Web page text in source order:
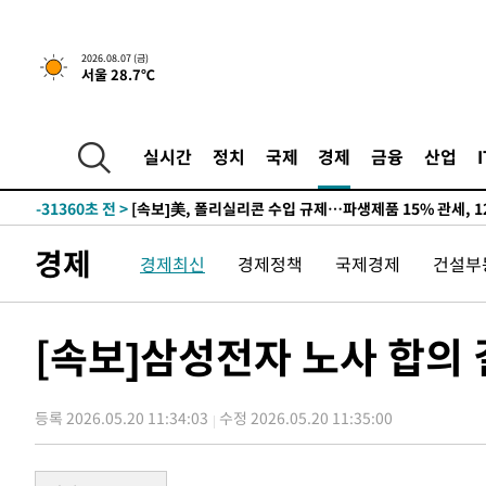
2026.08.07 (금)
서울 28.7℃
실시간 정치 국제 경제 금융 산업
-27211초 전 >
-31360초 전 > [속보]美, 폴리실리콘 수입 규제…파생제품 15% 관세,
발효
-27211초 전 >
[속보] 뉴욕증시, 일제 하락 마감…나스닥 0.06%↓
-31360초 전 >[속보]美, 폴리실리콘 수입 규제…파생제품 15% 관세,
-27211초 전 >
[속보] 뉴욕증시, 일제 하락 마감…나스닥 0.06%↓
경제 경제최신 경제정책 국제경제 건설
[속보]삼성전자 노사 합
등록 2026.05.20 11:34:03 수정 2026.05.20 11:35:00